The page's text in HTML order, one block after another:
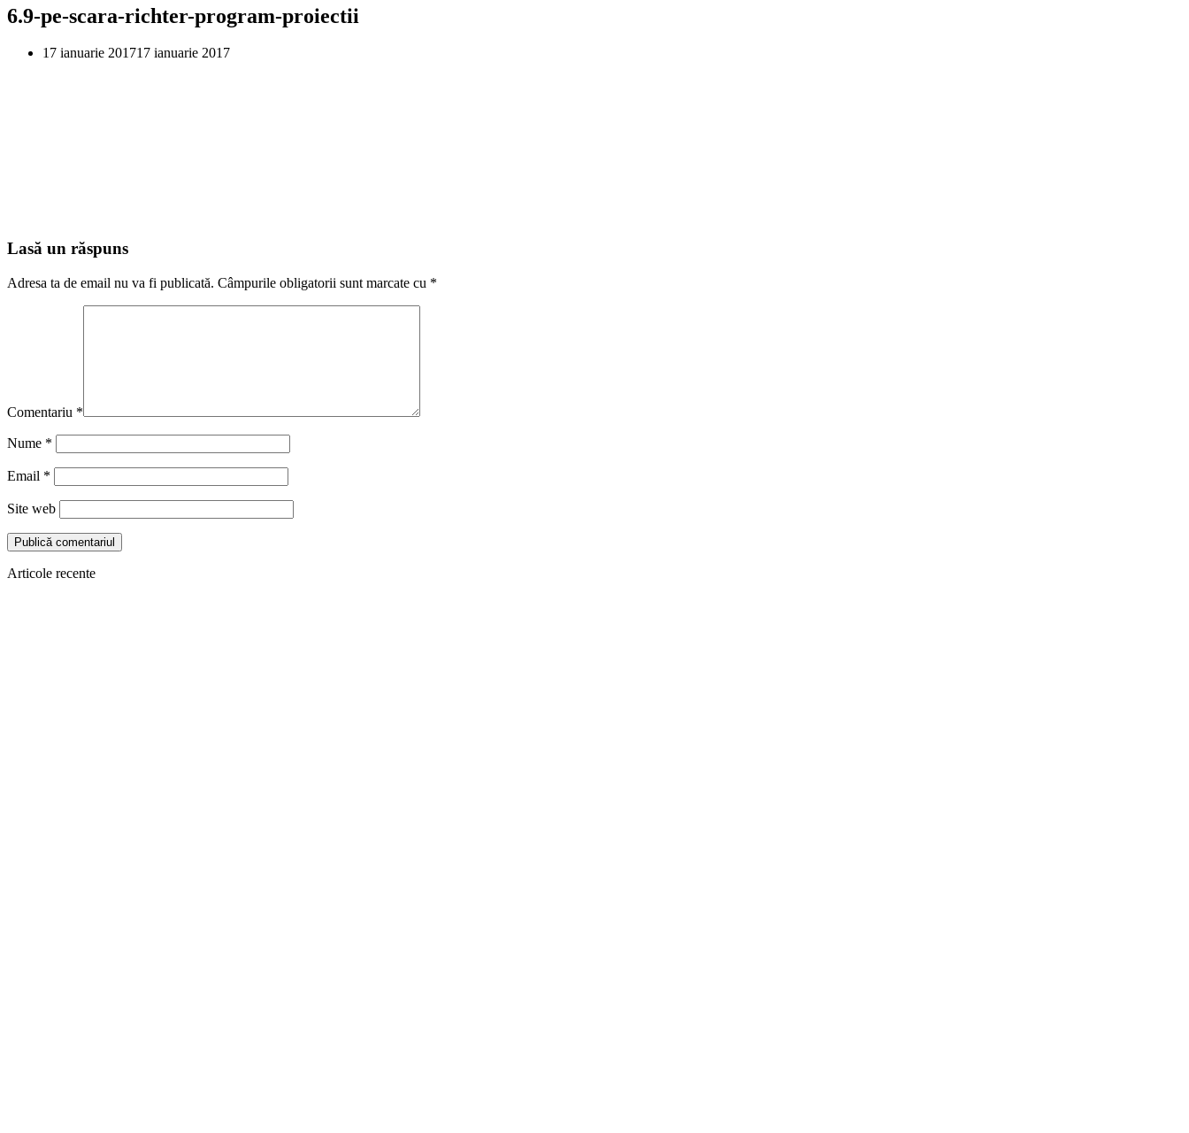
6.9-pe-scara-richter-program-proiectii
17 ianuarie 201717 ianuarie 2017
Lasă un răspuns
Adresa ta de email nu va fi publicată. Câmpurile obligatorii sunt marcate cu *
Comentariu *
Nume *
Email *
Site web
Articole recente